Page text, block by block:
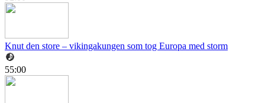
Knut den store – vikingakungen som tog Europa med storm
55:00